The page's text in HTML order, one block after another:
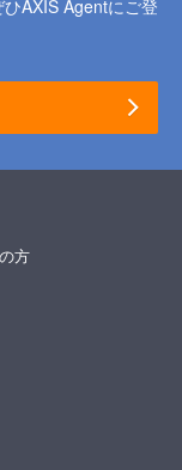
AXIS Agentにご登
方